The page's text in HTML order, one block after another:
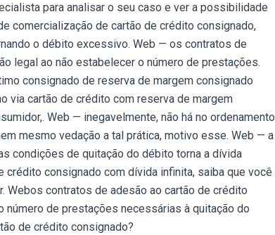
para analisar o seu caso e ver a possibilidade
comercialização de cartão de crédito consignado,
o débito excessivo. Web — os contratos de
legal ao não estabelecer o número de prestações.
consignado de reserva de margem consignado
via cartão de crédito com reserva de margem
Web — inegavelmente, não há no ordenamento
mesmo vedação a tal prática, motivo esse. Web — a
condições de quitação do débito torna a dívida
consignado com dívida infinita, saiba que você
Webos contratos de adesão ao cartão de crédito
de prestações necessárias à quitação do
de crédito consignado?